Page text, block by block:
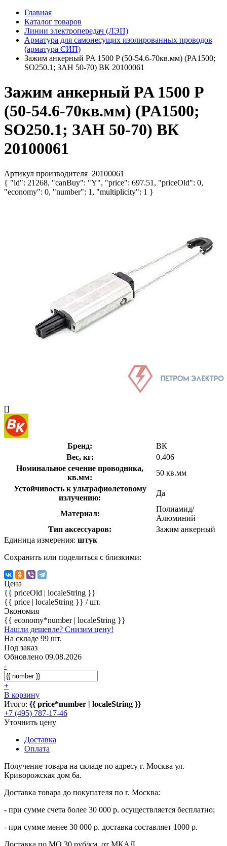
Главная
Каталог товаров
Линии электропередач (ЛЭП)
Арматура для самонесущих изолированных проводов
(арматура СИП)
Зажим анкерный PA 1500 P (50-54.6-70кв.мм) (PA1500;
SO250.1; ЗАН 50-70) ВК 20100061
Зажим анкерный PA 1500 P
(50-54.6-70кв.мм) (PA1500;
SO250.1; ЗАН 50-70) ВК
20100061
Артикул производителя 20100061
{ "id": 21268, "canBuy": "Y", "price": 697.51, "priceOld": 0,
"economy": 0, "number": 1, "multiplicity": 1 }
[]
Бренд:
ВК
Вес, кг:
0.406
Номинальное сечение проводника,
кв.мм:
50 кв.мм
Устойчивость к ультрафиолетовому
излучению:
Да
Материал:
Полиамид/
Алюминий
Тип аксессуаров:
Зажим анкерный
Единица измерения: штук
Сохранить или поделиться с близкими:
Цена
{{ priceOld | localeString }}
{{ price | localeString }} / шт.
Экономия
{{ economy*number | localeString }}
Нашли дешевле? Снизим цену!
На складе 99 шт.
Под заказ
Обновлено 09.08.2026
-
+
В корзину
Итого: {{ price*number | localeString }}
+7 (495) 787-17-46
Уточнить цену
Доставка
Оплата
Получение товара на складе по адресу г. Москва ул.
Криворожская дом 6а.
Доставка товара до покупателя по г. Москва:
- при сумме счета более 30 000 р. осуществляется бесплатно;
- при сумме менее 30 000 р. доставка составляет 1000 р.
Доставка по МО 30 руб/км. от МКАД.